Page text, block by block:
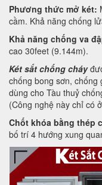
Phương thức mở két:
cầm. Khả năng chống
Khả năng chống va
cao 30feet (9.144m).
Két sắt chống cháy
chống bong sơn,
dùng cho Tàu thuỷ
(Công nghệ này chỉ có
Chốt khóa bằng thép
bố trí 4 hướng xung